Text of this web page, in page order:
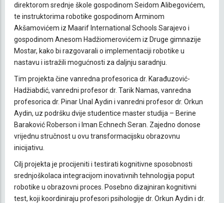
direktorom srednje škole gospodinom Seidom Alibegovićem,
te instruktorima robotike gospodinom Arminom
Akšamovićem iz Maarif International Schools Sarajevo i
gospodinom Anesom Hadžiomerovićem iz Druge gimnazije
Mostar, kako bi razgovarali o implementaciji robotike u
nastavu i istražili mogućnosti za daljnju saradnju.
Tim projekta čine vanredna profesorica dr. Karađuzović-
Hadžiabdić, vanredni profesor dr. Tarik Namas, vanredna
profesorica dr. Pinar Unal Aydin i vanredni profesor dr. Orkun
Aydin, uz podršku dvije studentice master studija – Berine
Baraković Roberson i Iman Echnech Seran. Zajedno donose
vrijednu stručnost u ovu transformacijsku obrazovnu
inicijativu.
Cilj projekta je procijeniti i testirati kognitivne sposobnosti
srednjoškolaca integracijom inovativnih tehnologija poput
robotike u obrazovni proces. Posebno dizajniran kognitivni
test, koji koordiniraju profesori psihologije dr. Orkun Aydin i dr.